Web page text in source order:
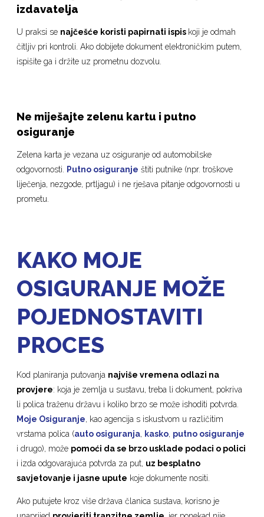
izdavatelja
U praksi se najčešće koristi papirnati ispis koji je odmah
čitljiv pri kontroli. Ako dobijete dokument elektroničkim putem,
ispišite ga i držite uz prometnu dozvolu.
Ne miješajte zelenu kartu i putno
osiguranje
Zelena karta je vezana uz osiguranje od automobilske
odgovornosti.
Putno osiguranje štiti putnike (npr. troškove
liječenja, nezgode, prtljagu) i ne rješava pitanje odgovornosti u
prometu.
KAKO MOJE
OSIGURANJE MOŽE
POJEDNOSTAVITI
PROCES
Kod planiranja putovanja najviše vremena odlazi na
provjere: koja je zemlja u sustavu, treba li dokument, pokriva
li polica traženu državu i koliko brzo se može ishoditi potvrda.
Moje Osiguranje, kao agencija s iskustvom u različitim
vrstama polica (auto osiguranja, kasko, putno osiguranje
i drugo), može pomoći da se brzo usklade podaci o polici
i izda odgovarajuća potvrda za put, uz besplatno
savjetovanje i jasne upute koje dokumente nositi.
Ako putujete kroz više država članica sustava, korisno je